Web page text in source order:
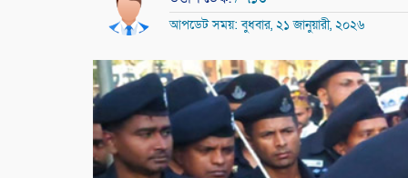
আপডেট সময়: বুধবার, ২১ জানুয়ারী, ২০২৬